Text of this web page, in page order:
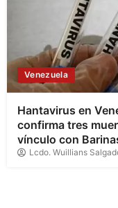
Venezuela
Hantavirus en
confirma tres
vínculo con
Lcdo. Wuillians